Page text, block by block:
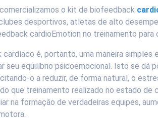
o kit de biofeedback
desportivos, atletas de alto
cardioEmotion no treinamento
cardíaco é, portanto, uma maneira
seu equilíbrio psicoemocional. Isto se dá
o a reduzir, de forma natural, o
que treinamento realizado no estado
na formação de verdadeiras equipes,